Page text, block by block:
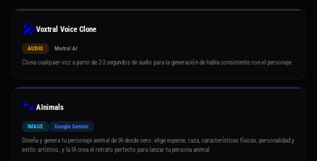
🎤Voxtral Voice Clone
AUDIO Mistral AI
Clona cualquier voz a partir de 2-3 segundos de audio para la generación de habla consistente con el personaje
🐾AInimals
IMAGE Google Gemini
Diseña y genera tu personaje animal de IA desde cero: elige especie, raza, características físicas, personalidad y
estilo artístico, y la IA crea el retrato perfecto para lanzar tu persona animal